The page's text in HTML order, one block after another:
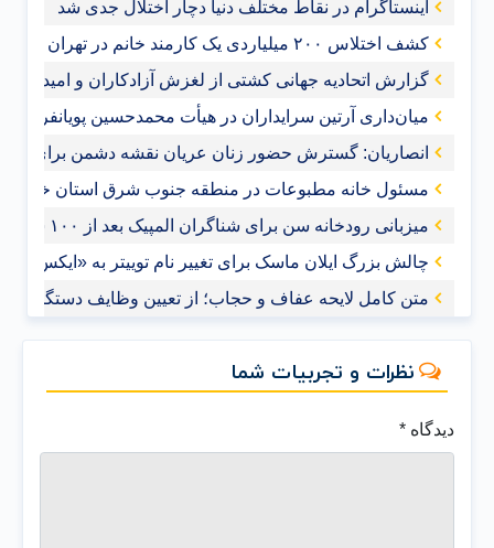
اینستاگرام در نقاط مختلف دنیا دچار اختلال جدی شد
کشف اختلاس ۲۰۰ میلیاردی یک کارمند خانم در تهران
گزارش اتحادیه جهانی کشتی از لغزش آزادکاران و امیدواری
میان‌داری آرتین سرایداران در هیأت محمدحسین
انصاریان: گسترش حضور زنان عریان نقشه دشمن برای
مسئول خانه مطبوعات در منطقه جنوب شرق استان
میزبانی رودخانه سن برای شناگران المپیک بعد از ۱۰۰ سال
چالش بزرگ ایلان ماسک برای تغییر نام توییتر به «ایکس»
متن کامل لایحه عفاف و حجاب؛ از تعیین وظایف دستگاه‌های
نظرات و تجربیات شما
دیدگاه *